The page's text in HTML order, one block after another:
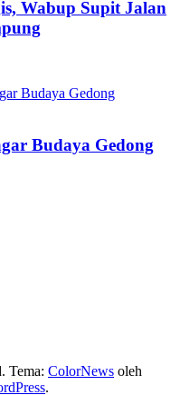
Wabup Supit Jalan
Budaya Gedong
Tema: ColorNews oleh
.